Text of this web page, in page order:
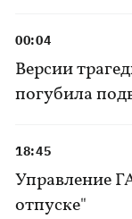
Версии
погубила
00:04
Управление
отпуске"
18:45